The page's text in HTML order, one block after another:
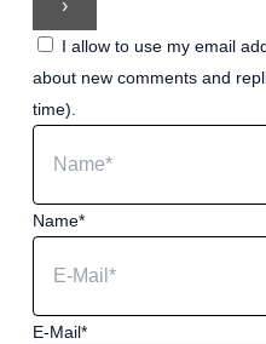
I allow to use my email
about new comments and
time).
Name*
E-Mail*